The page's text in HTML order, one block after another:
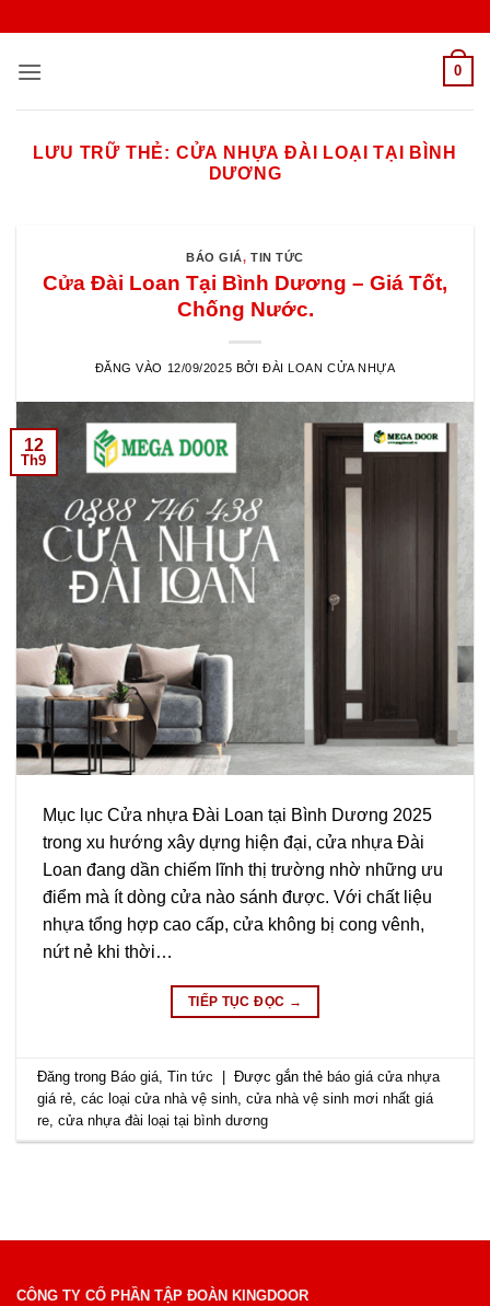
nội
0
LƯU TRỮ THẺ: CỬA NHỰA ĐÀI LOẠI TẠI BÌNH
DƯƠNG
BÁO GIÁ,TIN TỨC
Cửa Đài Loan Tại Bình Dương – Giá Tốt,
Chống Nước.
ĐĂNG VÀO 12/09/2025 BỞI ĐÀI LOAN CỬA NHỰA
12
Th9
Mục lục Cửa nhựa Đài Loan tại Bình Dương 2025
trong xu hướng xây dựng hiện đại, cửa nhựa Đài
Loan đang dần chiếm lĩnh thị trường nhờ những ưu
điểm mà ít dòng cửa nào sánh được. Với chất liệu
nhựa tổng hợp cao cấp, cửa không bị cong vênh,
nứt nẻ khi thời…
TIẾP TỤC ĐỌC →
Đăng trong Báo giá ,Tin tức Được gắn thẻ báo giá cửa nhựa
giá rẻ ,các loại cửa nhà vệ sinh ,cửa nhà vệ sinh mơi nhất giá
re ,cửa nhựa đài loại tại bình dương
CÔNG TY CỔ PHẦN TẬP ĐOÀN KINGDOOR